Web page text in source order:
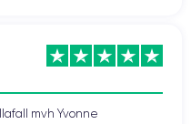
mvh Yvonne